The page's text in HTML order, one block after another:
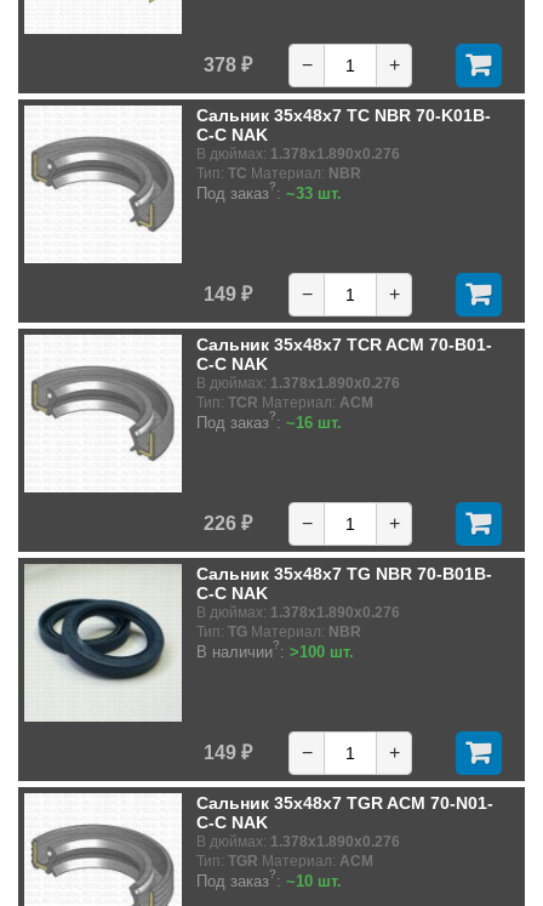
378 ₽ − +
Сальник 35x48x7 TC NBR 70-K01B-
C-C NAK
В дюймах: 1.378x1.890x0.276
Тип: TC Материал: NBR
Под заказ?: ~33 шт.
149 ₽ − +
Сальник 35x48x7 TCR ACM 70-B01-
C-C NAK
В дюймах: 1.378x1.890x0.276
Тип: TCR Материал: ACM
Под заказ?: ~16 шт.
226 ₽ − +
Сальник 35x48x7 TG NBR 70-B01B-
C-C NAK
В дюймах: 1.378x1.890x0.276
Тип: TG Материал: NBR
В наличии?: >100 шт.
149 ₽ − +
Сальник 35x48x7 TGR ACM 70-N01-
C-C NAK
В дюймах: 1.378x1.890x0.276
Тип: TGR Материал: ACM
Под заказ?: ~10 шт.